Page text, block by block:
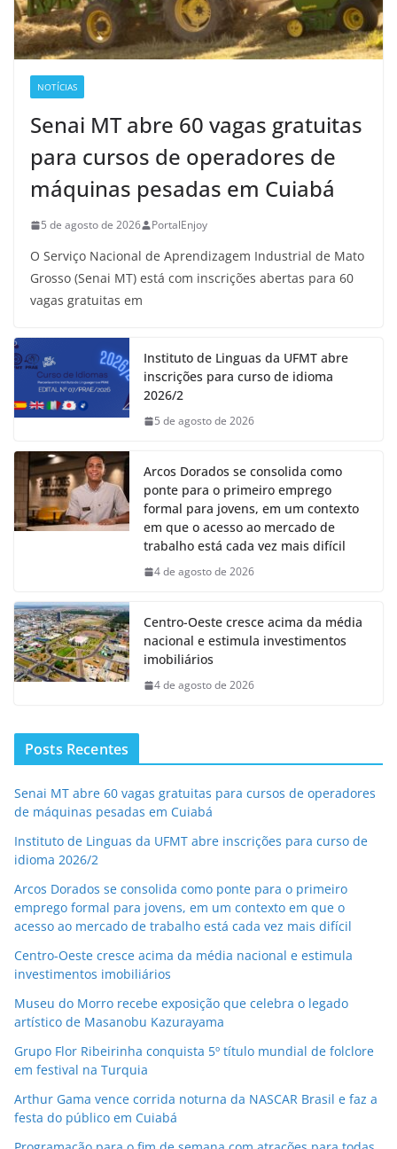
NOTÍCIAS
Senai MT abre 60 vagas gratuitas
para cursos de operadores de
máquinas pesadas em Cuiabá
5 de agosto de 2026 PortalEnjoy
O Serviço Nacional de Aprendizagem Industrial de Mato
Grosso (Senai MT) está com inscrições abertas para 60
vagas gratuitas em
Instituto de Linguas da UFMT abre
inscrições para curso de idioma
2026/2
5 de agosto de 2026
Arcos Dorados se consolida como
ponte para o primeiro emprego
formal para jovens, em um contexto
em que o acesso ao mercado de
trabalho está cada vez mais difícil
4 de agosto de 2026
Centro-Oeste cresce acima da média
nacional e estimula investimentos
imobiliários
4 de agosto de 2026
Posts Recentes
Senai MT abre 60 vagas gratuitas para cursos de operadores
de máquinas pesadas em Cuiabá
Instituto de Linguas da UFMT abre inscrições para curso de
idioma 2026/2
Arcos Dorados se consolida como ponte para o primeiro
emprego formal para jovens, em um contexto em que o
acesso ao mercado de trabalho está cada vez mais difícil
Centro-Oeste cresce acima da média nacional e estimula
investimentos imobiliários
Museu do Morro recebe exposição que celebra o legado
artístico de Masanobu Kazurayama
Grupo Flor Ribeirinha conquista 5º título mundial de folclore
em festival na Turquia
Arthur Gama vence corrida noturna da NASCAR Brasil e faz a
festa do público em Cuiabá